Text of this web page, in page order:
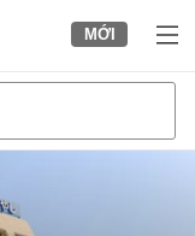
MỚI